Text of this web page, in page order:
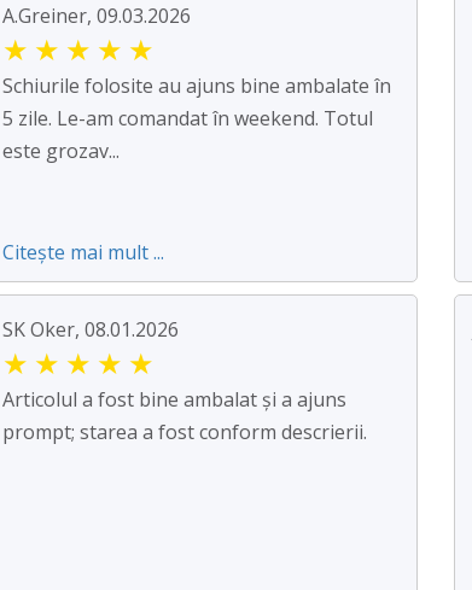
A.Greiner, 09.03.2026
★ ★ ★ ★ ★
Schiurile folosite au ajuns bine ambalate în
5 zile. Le-am comandat în weekend. Totul
este grozav...
Citește mai mult ...
SK Oker, 08.01.2026
★ ★ ★ ★ ★
Articolul a fost bine ambalat și a ajuns
prompt; starea a fost conform descrierii.